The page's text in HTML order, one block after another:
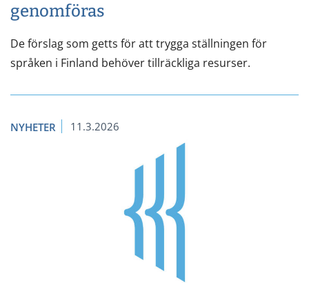
genomföras
De förslag som getts för att trygga ställningen för
språken i Finland behöver tillräckliga resurser.
NYHETER 11.3.2026